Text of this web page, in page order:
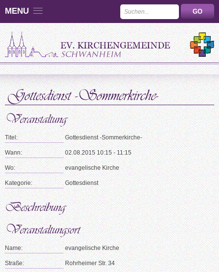
MENU
Titel: Gottesdienst -Sommerkirche-
Wann: 02.08.2015 10:15 - 11:15
Wo: evangelische Kirche
Kategorie: Gottesdienst
Name: evangelische Kirche
Straße: Rohrheimer Str. 34